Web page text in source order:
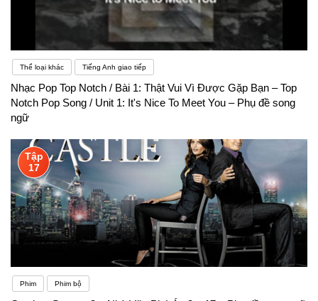
Thể loại khác Tiếng Anh giao tiếp
Nhạc Pop Top Notch / Bài 1: Thật Vui Vì Được Gặp Bạn – Top
Notch Pop Song / Unit 1: It's Nice To Meet You – Phụ đề song
ngữ
Tập
17
Phim Phim bộ